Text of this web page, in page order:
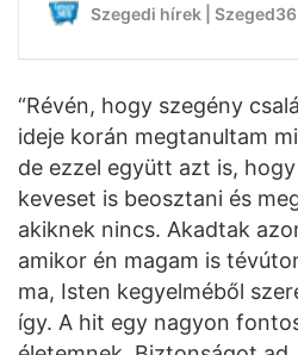
“Révén, hogy szegény
ideje korán megtanultam
de ezzel együtt azt is,
keveset is beosztani és
akiknek nincs. Akadtak
amikor én magam is
ma, Isten kegyelméből
így. A hit egy nagyon